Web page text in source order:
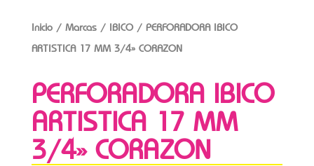
Inicio/ Marcas/ IBICO/ PERFORADORA IBICO
ARTISTICA 17 MM 3/4» CORAZON
PERFORADORA IBICO
ARTISTICA 17 MM
3/4» CORAZON